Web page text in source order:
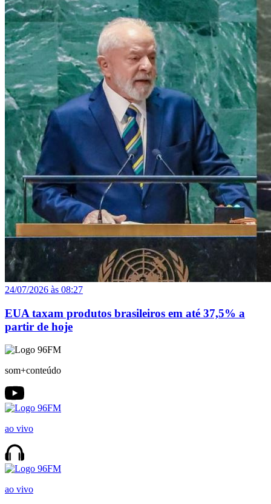
24/07/2026 às 08:27
EUA taxam produtos brasileiros em até 37,5% a
partir de hoje
som+conteúdo
ao vivo
ao vivo